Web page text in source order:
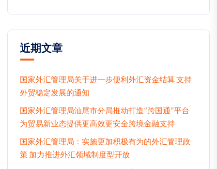
近期文章
国家外汇管理局关于进一步便利外汇资金结算 支持
外贸稳定发展的通知
国家外汇管理局汕尾市分局推动打造“跨国通”平台
为贸易新业态提供更高效更安全跨境金融支持
国家外汇管理局：实施更加积极有为的外汇管理政
策 加力推进外汇领域制度型开放